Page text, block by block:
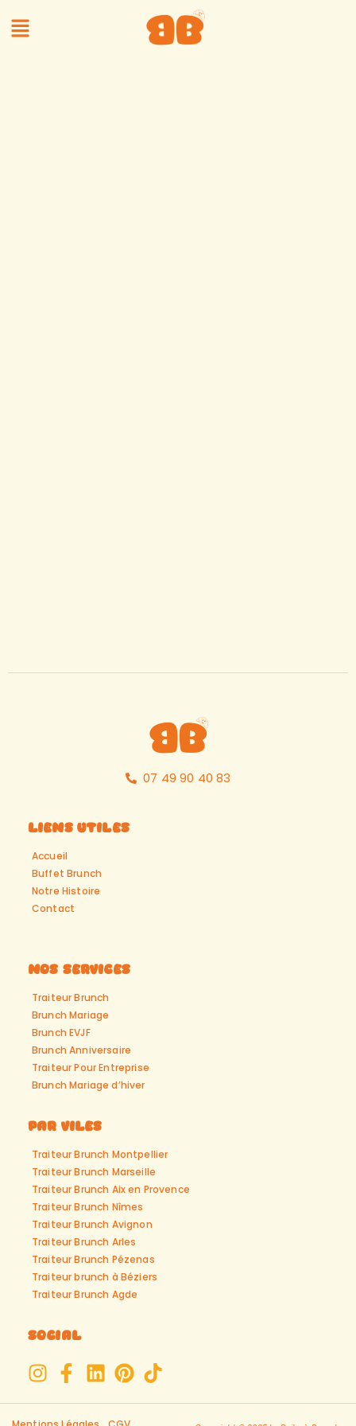
07 49 90 40 83
Liens Utiles
Accueil
Buffet Brunch
Notre Histoire
Contact
Nos Services
Traiteur Brunch
Brunch Mariage
Brunch EVJF
Brunch Anniversaire
Traiteur Pour Entreprise
Brunch Mariage d’hiver
Par viles
Traiteur Brunch Montpellier
Traiteur Brunch Marseille
Traiteur Brunch Aix en Provence
Traiteur Brunch Nîmes
Traiteur Brunch Avignon
Traiteur Brunch Arles
Traiteur Brunch Pézenas
Traiteur brunch à Béziers
Traiteur Brunch Agde
Social